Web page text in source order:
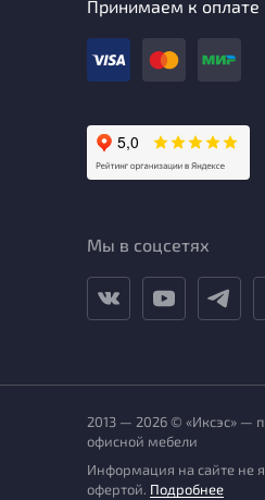
Принимаем к оплате
Мы в соцсетях
2013 — 2026 © «Иксэс» —
офисной мебели
Информация на сайте не
офертой. Подробнее